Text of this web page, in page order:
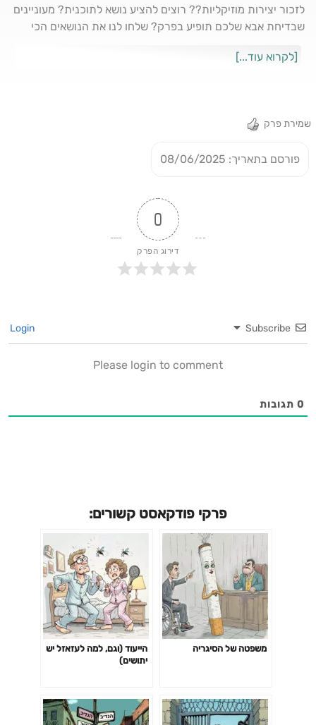
לזכור יצירות מוזיקליות?? רוצים להציע נושא לתוכנית? מעוניינים
שבדיחת אבא שלכם תופיע בפרק? שלחו לנו את הנושאים הכי
או לטיקטוק ואולי תככבו באחד הפרקים של דיקינגס!עיקבו אחרינו
[לקרוא עוד...]
שמירת פרק
פורסם בתאריך: 08/06/2025
0
דירוג הפרק
Subscribe
Please login to comment
0 תגובות
פרקי פודקאסט קשורים:
משפטה של הסיגריה
הייעוד (וגם, למה לעזאזל יש
יתושים)